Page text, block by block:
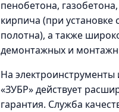
пенобетона,
кирпича (при установке
полотна), а также
демонтажных и
На электроинструменты
«ЗУБР» действует
гарантия. Служба